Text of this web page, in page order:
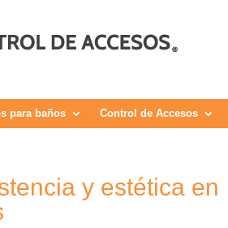
para baños Control de Accesos
y estética en